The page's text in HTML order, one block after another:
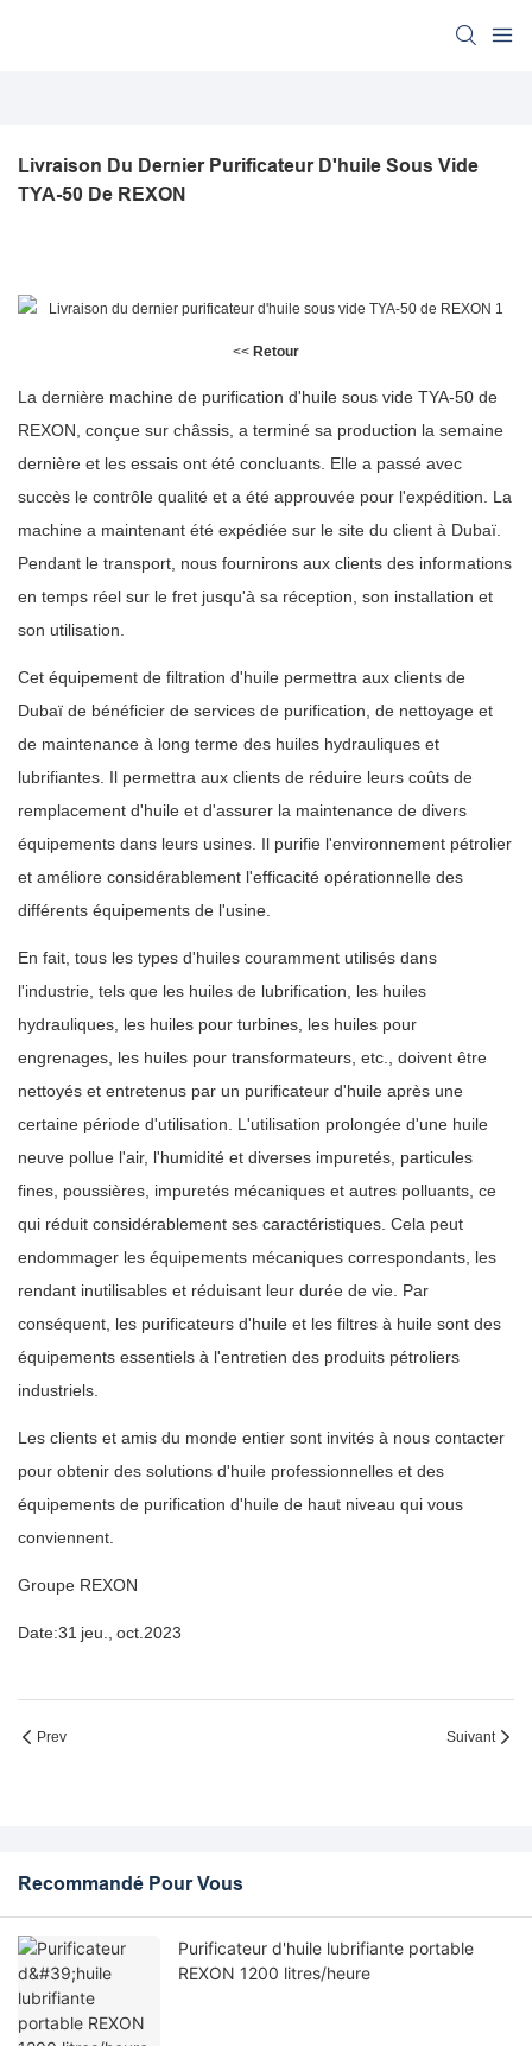
Livraison Du Dernier Purificateur D'huile Sous Vide
TYA-50 De REXON
<< Retour
La dernière machine de purification d'huile sous vide TYA-50 de
REXON, conçue sur châssis, a terminé sa production la semaine
dernière et les essais ont été concluants. Elle a passé avec
succès le contrôle qualité et a été approuvée pour l'expédition. La
machine a maintenant été expédiée sur le site du client à Dubaï.
Pendant le transport, nous fournirons aux clients des informations
en temps réel sur le fret jusqu'à sa réception, son installation et
son utilisation.
Cet équipement de filtration d'huile permettra aux clients de
Dubaï de bénéficier de services de purification, de nettoyage et
de maintenance à long terme des huiles hydrauliques et
lubrifiantes. Il permettra aux clients de réduire leurs coûts de
remplacement d'huile et d'assurer la maintenance de divers
équipements dans leurs usines. Il purifie l'environnement pétrolier
et améliore considérablement l'efficacité opérationnelle des
différents équipements de l'usine.
En fait, tous les types d'huiles couramment utilisés dans
l'industrie, tels que les huiles de lubrification, les huiles
hydrauliques, les huiles pour turbines, les huiles pour
engrenages, les huiles pour transformateurs, etc., doivent être
nettoyés et entretenus par un purificateur d'huile après une
certaine période d'utilisation. L'utilisation prolongée d'une huile
neuve pollue l'air, l'humidité et diverses impuretés, particules
fines, poussières, impuretés mécaniques et autres polluants, ce
qui réduit considérablement ses caractéristiques. Cela peut
endommager les équipements mécaniques correspondants, les
rendant inutilisables et réduisant leur durée de vie. Par
conséquent, les purificateurs d'huile et les filtres à huile sont des
équipements essentiels à l'entretien des produits pétroliers
industriels.
Les clients et amis du monde entier sont invités à nous contacter
pour obtenir des solutions d'huile professionnelles et des
équipements de purification d'huile de haut niveau qui vous
conviennent.
Groupe REXON
Date:31 jeu., oct.2023
Prev Suivant
Recommandé Pour Vous
Purificateur d'huile lubrifiante portable
REXON 1200 litres/heure